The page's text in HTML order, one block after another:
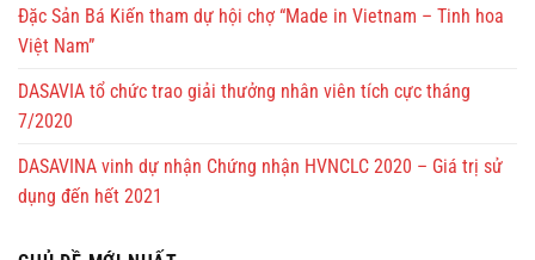
Đặc Sản Bá Kiến tham dự hội chợ “Made in Vietnam – Tinh hoa
Việt Nam”
DASAVIA tổ chức trao giải thưởng nhân viên tích cực tháng
7/2020
DASAVINA vinh dự nhận Chứng nhận HVNCLC 2020 – Giá trị sử
dụng đến hết 2021